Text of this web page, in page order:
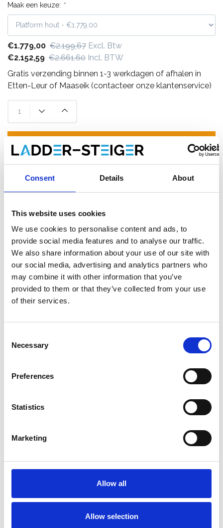
Consent Details About
This website uses cookies
We use cookies to personalise content and ads, to
provide social media features and to analyse our traffic.
We also share information about your use of our site with
our social media, advertising and analytics partners who
may combine it with other information that you’ve
provided to them or that they’ve collected from your use
of their services.
Selection
Necessary
Preferences
Statistics
Marketing
Allow all
Allow selection
Maak een keuze: *
€1.779,00 €2.199,67 Excl. Btw
€2.152,59 €2.661,60 Incl. BTW
Gratis verzending binnen 1-3 werkdagen of afhalen in
Etten-Leur of Maaseik (contacteer onze klantenservice)
Toevoegen aan offerte
Opslaan in favorieten
Product informatie Vergelijkbare producten
Beschrijving
Keuze tussen platforms met houten deck of carbon deck.
Een platform met
carbon deck is 25% procent lichter
werkzaamheden
deze zijn tot 25
cm in hoogte regelbaar.
Sneller op-en afbouwen dankzij de
innovatieve
De ASC universele rolsteiger is voorzien van een
op het platform niet naar beneden kan vallen.
rolsteiger 135 cm breed uitbreiden tot werkhoogte 14